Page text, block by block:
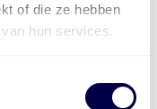
of die ze hebben
hun services.